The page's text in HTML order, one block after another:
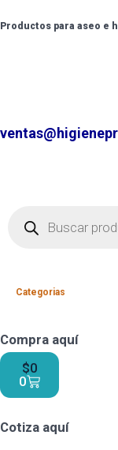
Productos para aseo e
Categorias
Compra aquí
$0
0
Cotiza aquí